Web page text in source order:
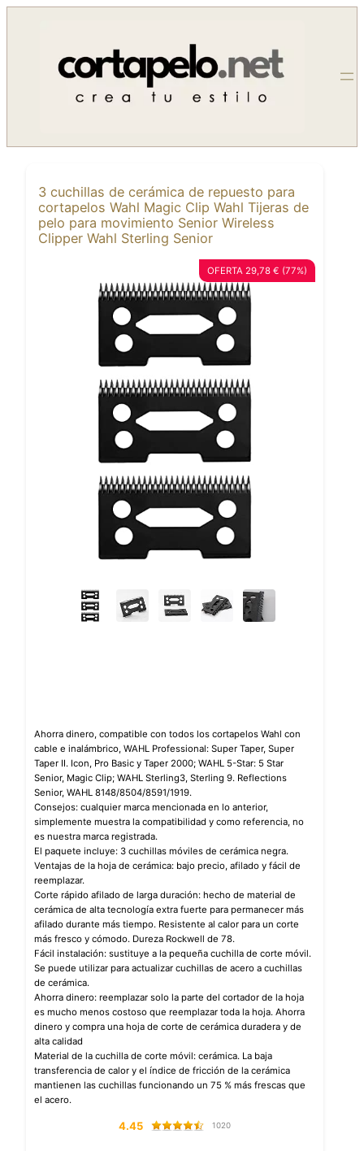
contenido
3 cuchillas de cerámica de repuesto para
cortapelos Wahl Magic Clip Wahl Tijeras de
pelo para movimiento Senior Wireless
Clipper Wahl Sterling Senior
OFERTA 29,78 € (77%)
Ahorra dinero, compatible con todos los cortapelos Wahl con
cable e inalámbrico, WAHL Professional: Super Taper, Super
Taper II. Icon, Pro Basic y Taper 2000; WAHL 5-Star: 5 Star
Senior, Magic Clip; WAHL Sterling3, Sterling 9. Reflections
Senior, WAHL 8148/8504/8591/1919.
Consejos: cualquier marca mencionada en lo anterior,
simplemente muestra la compatibilidad y como referencia, no
es nuestra marca registrada.
El paquete incluye: 3 cuchillas móviles de cerámica negra.
Ventajas de la hoja de cerámica: bajo precio, afilado y fácil de
reemplazar.
Corte rápido afilado de larga duración: hecho de material de
cerámica de alta tecnología extra fuerte para permanecer más
afilado durante más tiempo. Resistente al calor para un corte
más fresco y cómodo. Dureza Rockwell de 78.
Fácil instalación: sustituye a la pequeña cuchilla de corte móvil.
Se puede utilizar para actualizar cuchillas de acero a cuchillas
de cerámica.
Ahorra dinero: reemplazar solo la parte del cortador de la hoja
es mucho menos costoso que reemplazar toda la hoja. Ahorra
dinero y compra una hoja de corte de cerámica duradera y de
alta calidad
Material de la cuchilla de corte móvil: cerámica. La baja
transferencia de calor y el índice de fricción de la cerámica
mantienen las cuchillas funcionando un 75 % más frescas que
el acero.
4.45 1020